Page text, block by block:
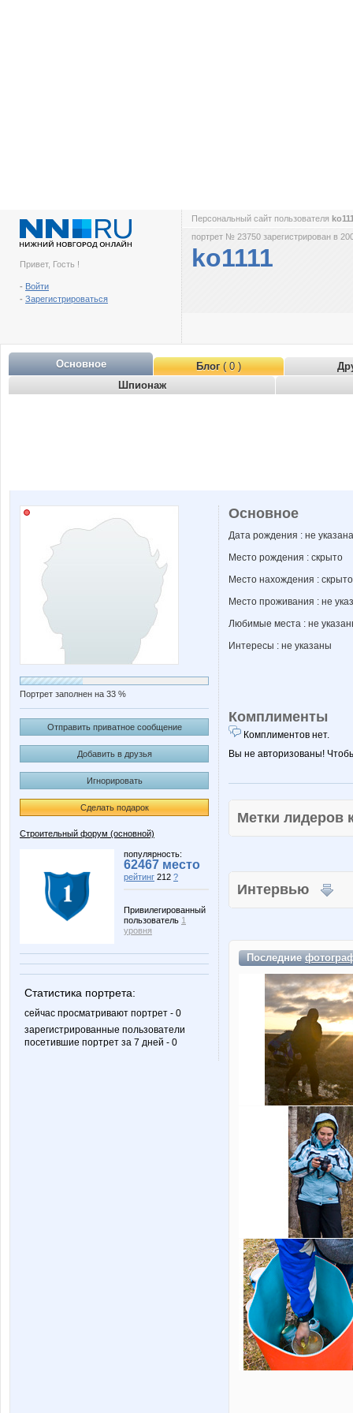
Привет, Гость !
- Войти
- Зарегистрироваться
Персональный сайт пользователя
портрет № 23750 зарегистрирован в
ko1111
Основное Блог( 0 )
Шпионаж
Портрет заполнен на 33 %
Отправить приватное сообщение
Добавить в друзья
Игнорировать
Сделать подарок
Строительный форум (основной)
популярность:
62467 место
рейтинг 212 ?
Привилегированный
пользователь 1
уровня
Статистика портрета:
сейчас просматривают портрет - 0
зарегистрированные пользователи
посетившие портрет за 7 дней - 0
Основное
Дата рождения : не указана
Место рождения : скрыто
Место нахождения : скрыто
Место проживания : не
Любимые места : не
Интересы : не указаны
Комплименты
Комплиментов нет.
Вы не авторизованы!
Метки
Интервью
Последние